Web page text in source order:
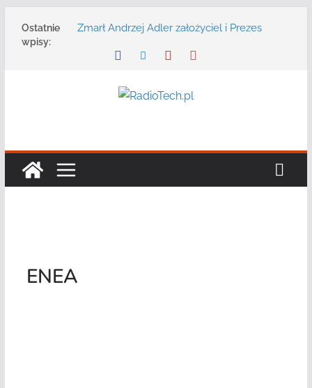
Ostatnie
wpisy:
Zmarł Andrzej Adler założyciel i Prezes
Radmor – największy polski producent
DGT wraz z partnerami zaprasza na
konferencję: „Bezpieczeństwo,
bezpieczeństwa publicznego usługę
ENEA